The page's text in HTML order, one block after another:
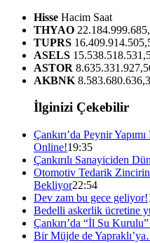
Hisse Hacim Saat
THYAO
TUPRS
ASELS
ASTOR
AKBNK
İlginizi Çekebilir
Çankırı’da Peynir
Online!19:35
Çankırılı Sanayiciden
Otomotiv Tedarik
Bekliyor22:54
Dev zam bu gece geliyor!
Bedelli askerlik ücretine
Çankırı’da “İl Su
Bir Müjde de